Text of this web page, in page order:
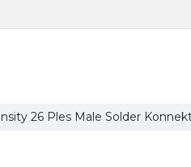
26 Ples Male Solder